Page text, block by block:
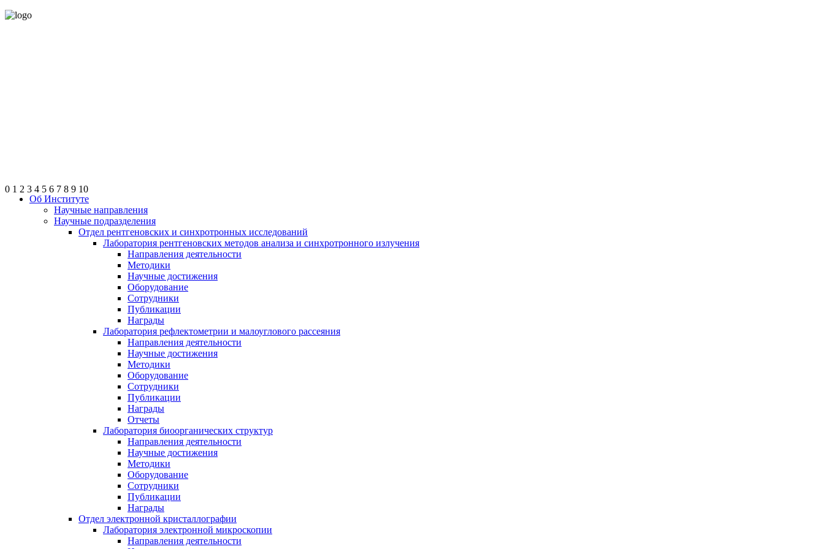
0 1 2 3 4 5 6 7 8 9 10
Об Институте
Научные направления
Научные подразделения
Отдел рентгеновских и синхротронных исследований
Лаборатория рентгеновских методов анализа и синхротронного излучения
Направления деятельности
Методики
Научные достижения
Оборудование
Сотрудники
Публикации
Награды
Лаборатория рефлектометрии и малоуглового рассеяния
Направления деятельности
Научные достижения
Методики
Оборудование
Сотрудники
Публикации
Награды
Отчеты
Лаборатория биоорганических структур
Направления деятельности
Научные достижения
Методики
Оборудование
Сотрудники
Публикации
Награды
Отдел электронной кристаллографии
Лаборатория электронной микроскопии
Направления деятельности